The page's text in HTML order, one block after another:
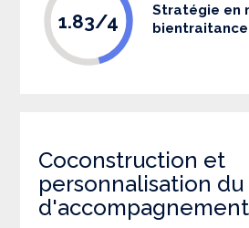
1.83/4
Stratégie en
bientraitance
Coconstruction et
personnalisation
d'accompagnement